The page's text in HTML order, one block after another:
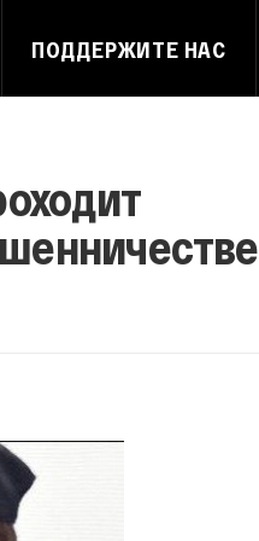
ПОДДЕРЖИТЕ НАС